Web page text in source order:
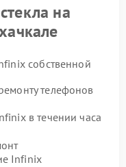
на
собственной
телефонов
в течении часа
Infinix